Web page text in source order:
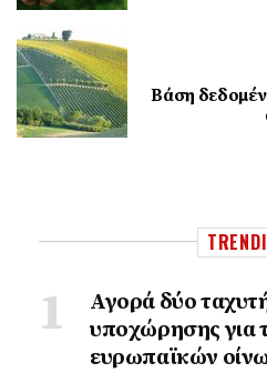
Βάση
Αγορά δύο
υποχώρησης για
ευρωπαϊκών